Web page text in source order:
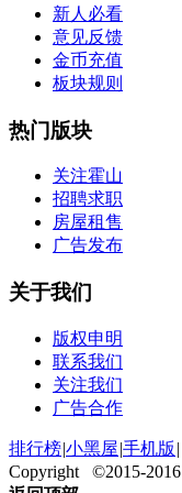
新人必看
意见反馈
金币充值
板块规则
热门版块
关注霍山
招聘求职
房屋租售
广告发布
关于我们
版权申明
联系我们
关注我们
广告合作
排行榜|小黑屋|手机版 |
Copyright ©2015-2016